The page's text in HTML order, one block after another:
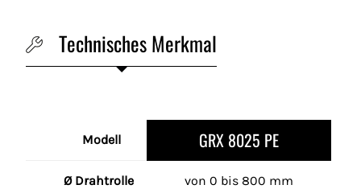
Technisches Merkmal
Modell
Ø Drahtrolle
GRX 8025 PE
von 0 bis 800 mm